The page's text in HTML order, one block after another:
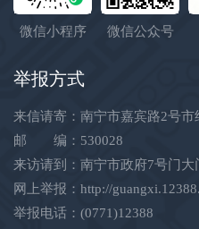
微信小程序 微信公众号
举报方式
来信请寄：南宁市嘉宾路2号市
邮 编：530028
来访请到：南宁市政府7号门
网上举报： http://
举报电话：(0771)12388